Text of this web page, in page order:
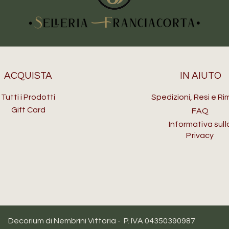
ACQUISTA
Tutti i Prodotti
Gift Card
IN AIUTO
Spedizioni, Resi e
FAQ
Informativa
Privacy
Decorium di Nembrini Vittoria - P. IVA 04350390987